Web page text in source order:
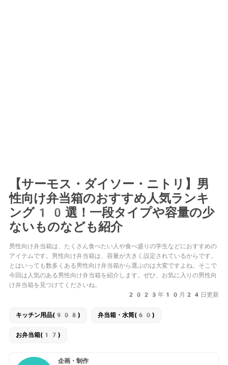
【サーモス・ダイソー・ニトリ】男
性向け弁当箱のおすすめ人気ランキ
ング10選！一段タイプや容量の少
ないものなども紹介
男性向け弁当箱は、たくさん食べたい人や食べ盛りの学生などにおすすめの
アイテムです。男性向け弁当箱は、容量が大きく設定されているからです。
とはいっても数多くある男性向け弁当箱から選ぶのは大変ですよね。そこで
今回は人気のある男性向け弁当箱を紹介します。ぜひ、お気に入りの男性向
け弁当箱を見つけてくださいね。
2023年10月24日更新
キッチン用品(908) 弁当箱・水筒(60)
お弁当箱(17)
企画・制作